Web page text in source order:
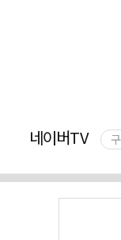
네이버TV